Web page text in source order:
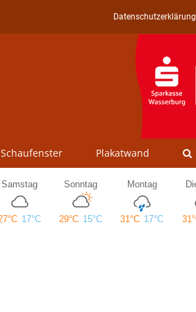
Datenschutzerklärung
Schaufenster Plakatwand